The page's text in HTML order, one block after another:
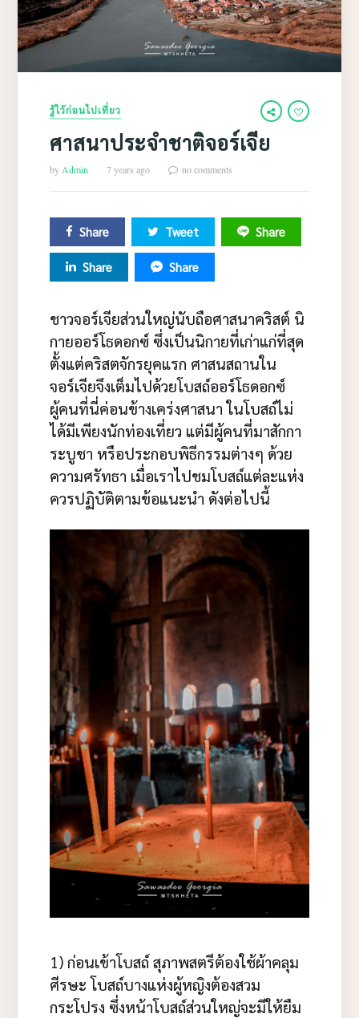
รู้ไว้ก่อนไปเที่ยว
ศาสนาประจำชาติจอร์เจีย
by Admin 7 years ago no comments
Share Tweet Share
Share Share
ชาวจอร์เจียส่วนใหญ่นับถือศาสนาคริสต์ นิ
กายออร์โธดอกซ์ ซึ่งเป็นนิกายที่เก่าแก่ที่สุด
ตั้งแต่คริสตจักรยุคแรก ศาสนสถานใน
จอร์เจียจึงเต็มไปด้วยโบสถ์ออร์โธดอกซ์
ผู้คนที่นี่ค่อนข้างเคร่งศาสนา ในโบสถ์ไม่
ได้มีเพียงนักท่องเที่ยว แต่มีผู้คนที่มาสักกา
ระบูชา หรือประกอบพิธีกรรมต่างๆ ด้วย
ความศรัทธา เมื่อเราไปชมโบสถ์แต่ละแห่ง
ควรปฏิบัติตามข้อแนะนำ ดังต่อไปนี้
1) ก่อนเข้าโบสถ์ สุภาพสตรีต้องใช้ผ้าคลุม
ศีรษะ โบสถ์บางแห่งผู้หญิงต้องสวม
กระโปรง ซึ่งหน้าโบสถ์ส่วนใหญ่จะมีให้ยืม